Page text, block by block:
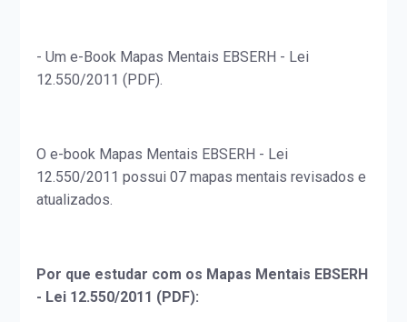
- Um e-Book Mapas Mentais EBSERH - Lei
12.550/2011 (PDF).
O e-book Mapas Mentais EBSERH - Lei
12.550/2011 possui 07 mapas mentais revisados e
atualizados.
Por que estudar com os Mapas Mentais EBSERH
- Lei 12.550/2011 (PDF):